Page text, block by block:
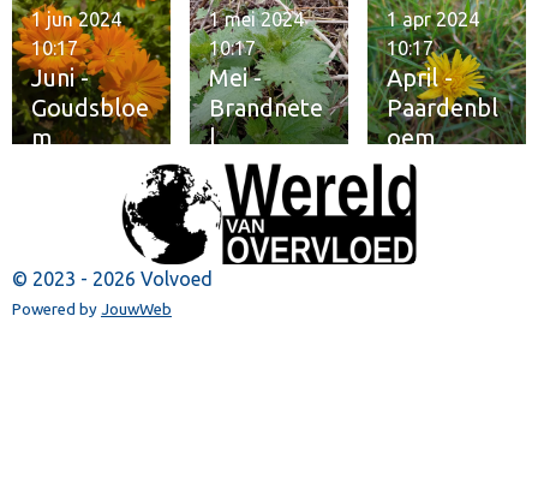
Juni -
Goudsbloe
m
1 jun 2024
10:17
Mei -
Brandnete
l
1 mei 2024
10:17
April -
Paardenbl
oem
1 apr 2024
10:17
© 2023 - 2026 Volvoed
Powered by JouwWeb